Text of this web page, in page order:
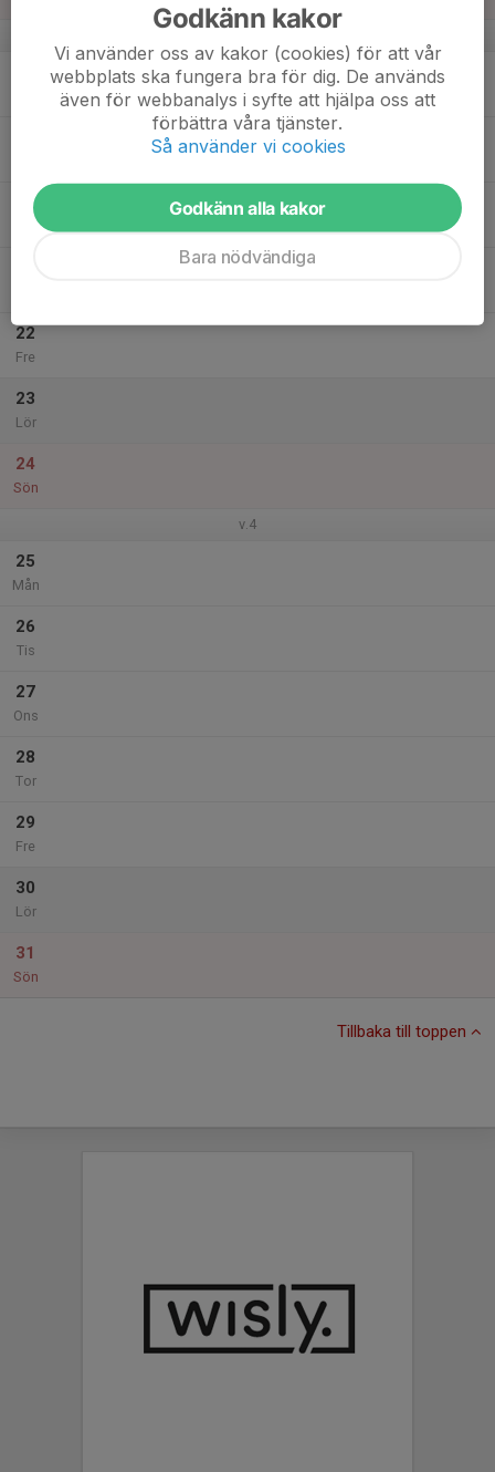
20
Ons
22
Fre
23
Lör
24
Sön
v.4
25
Mån
26
Tis
27
Ons
28
Tor
29
Fre
30
Lör
31
Sön
Tillbaka till toppen
Godkänn kakor
Vi använder oss av kakor (cookies) för att vår
webbplats ska fungera bra för dig. De används
även för webbanalys i syfte att hjälpa oss att
förbättra våra tjänster.
Så använder vi cookies
Godkänn alla kakor
Bara nödvändiga